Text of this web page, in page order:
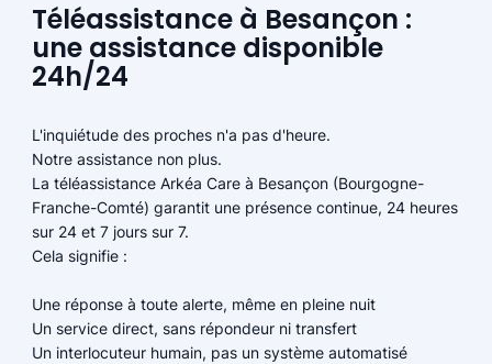
Téléassistance à Besançon :
une assistance disponible
24h/24
L'inquiétude des proches n'a pas d'heure.
Notre assistance non plus.
La téléassistance Arkéa Care à Besançon (Bourgogne-
Franche-Comté) garantit une présence continue, 24 heures
sur 24 et 7 jours sur 7.
Cela signifie :
Une réponse à toute alerte, même en pleine nuit
Un service direct, sans répondeur ni transfert
Un interlocuteur humain, pas un système automatisé